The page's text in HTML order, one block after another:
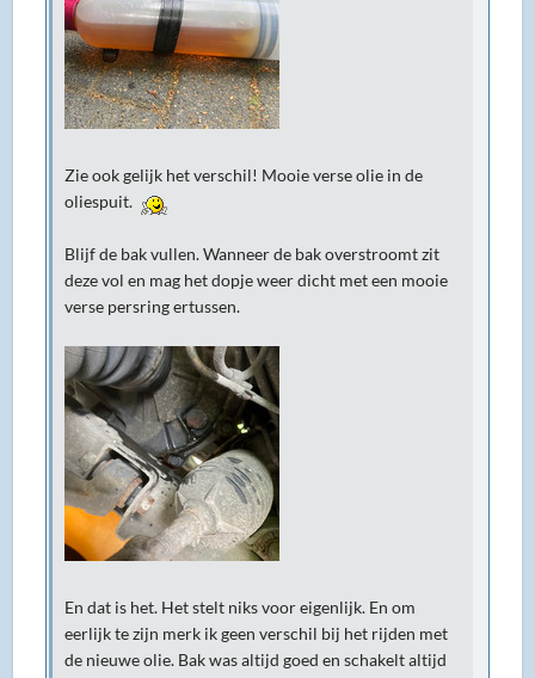
Zie ook gelijk het verschil! Mooie verse olie in de
oliespuit.
Blijf de bak vullen. Wanneer de bak overstroomt zit
deze vol en mag het dopje weer dicht met een mooie
verse persring ertussen.
En dat is het. Het stelt niks voor eigenlijk. En om
eerlijk te zijn merk ik geen verschil bij het rijden met
de nieuwe olie. Bak was altijd goed en schakelt altijd